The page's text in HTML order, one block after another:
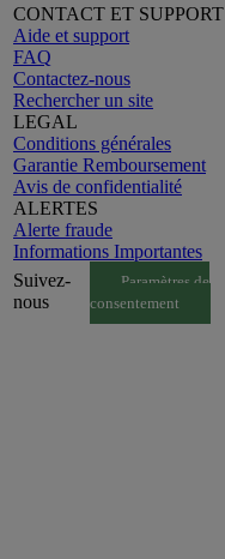
CONTACT ET SUPPORT
Aide et support
FAQ
Contactez-nous
Rechercher un site
LEGAL
Conditions générales
Garantie Remboursement
Avis de confidentialité
ALERTES
Alerte fraude
Informations Importantes
Suivez-
nous
Paramètres de
consentement